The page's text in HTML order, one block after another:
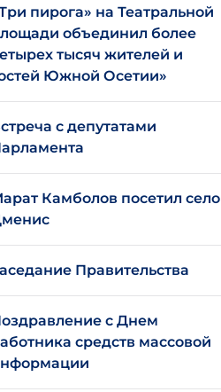
пирога» на Театральной
объединил более
тысяч жителей и
Южной Осетии»
с депутатами
Камболов посетил село
Правительства
с Днем
средств массовой